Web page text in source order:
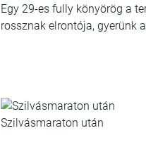
Egy 29-es fully könyörög a
rossznak elrontója, gyerünk
Szilvásmaraton után